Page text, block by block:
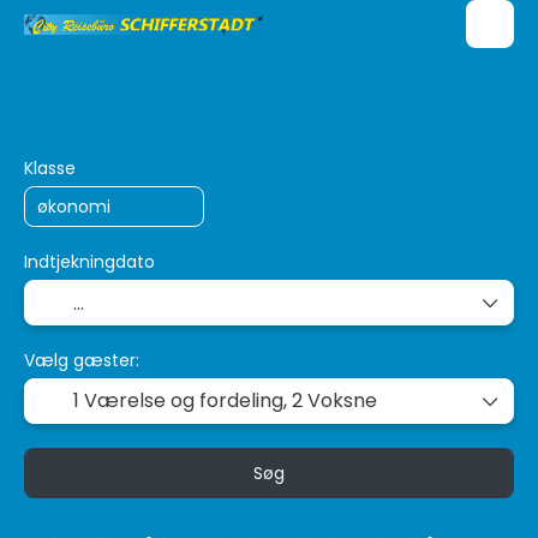
Klasse
Indtjekningdato
Vælg gæster:
1 Værelse og fordeling,2 Voksne
Søg